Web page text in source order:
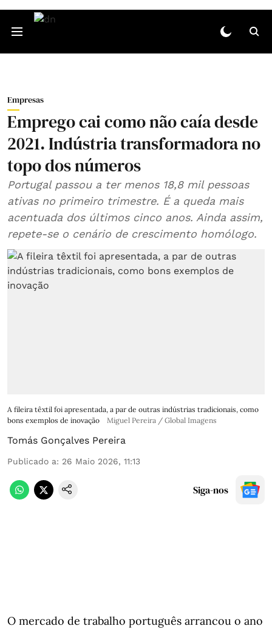
Empresas
Emprego cai como não caía desde
2021. Indústria transformadora no
topo dos números
Portugal passou a ter menos 18,8 mil pessoas
ativas no primeiro trimestre. É a queda mais
acentuada dos últimos cinco anos. Ainda assim,
repete-se o cenário de crescimento homólogo.
A fileira têxtil foi apresentada, a par de outras indústrias tradicionais, como
bons exemplos de inovação
Miguel Pereira / Global Imagens
Tomás Gonçalves Pereira
Publicado a: 26 Maio 2026, 11:13
Siga-nos
O mercado de trabalho português arrancou o ano